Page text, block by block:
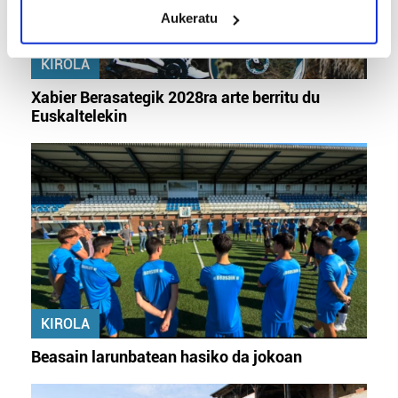
Identify your device by actively scanning it for
specific characteristics (fingerprinting)
Find out more about how your personal data is processed
and set your preferences in the
details section
prozesatzen ditugu, zure IP zenbakia, besteak beste,
teknologia erabiliz, cookieak adibidez, iragarki eta eduki
pertsonalizatuak eskaintzeko, iragarkiak eta edukia
neurtzeko, jendeari buruzko informazioa biltzeko eta
produktuak garatzeko. Zure datuak nork eta zertarako
erabiltzen dituen hauta dezakezu.
Bazkide batzuek ez dizute baimenik eskatzen, eta beren
interes komertzial legitimoetan babesten dira. Ikusi gure
duten interes legitimoa eta horren aurka nola egin
dezakezun ikusteko.
Aukeratu
KIROLA
Xabier Berasategik 2028ra arte berritu du
Euskaltelekin
KIROLA
Beasain larunbatean hasiko da jokoan